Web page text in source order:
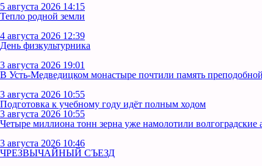
5 августа 2026 14:15
Тепло родной земли
4 августа 2026 12:39
День физкультурника
3 августа 2026 19:01
В Усть‑Медведицком монастыре почтили память
3 августа 2026 10:55
Подготовка к учебному году идёт полным ходом
3 августа 2026 10:55
Четыре миллиона тонн зерна уже намолотили волгоградские
3 августа 2026 10:46
ЧРЕЗВЫЧАЙНЫЙ СЪЕЗД